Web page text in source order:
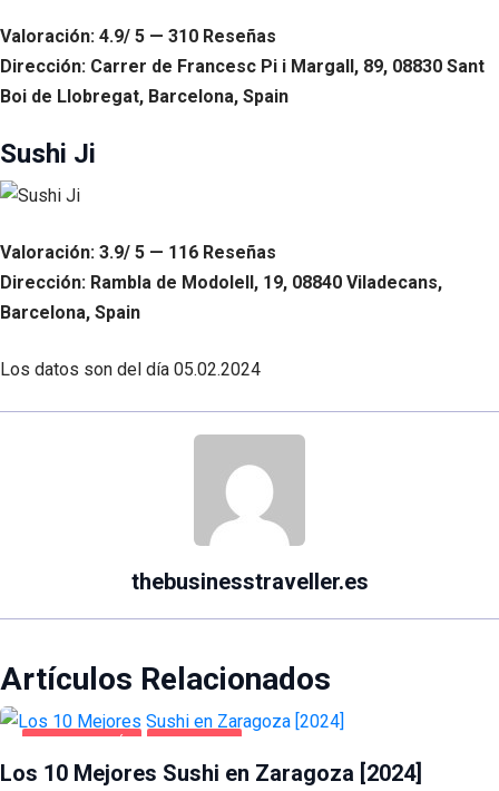
Valoración: 4.9/ 5 — 310 Reseñas
Dirección: Carrer de Francesc Pi i Margall, 89, 08830 Sant
Boi de Llobregat, Barcelona, Spain
Sushi Ji
Valoración: 3.9/ 5 — 116 Reseñas
Dirección: Rambla de Modolell, 19, 08840 Viladecans,
Barcelona, Spain
Los datos son del día 05.02.2024
thebusinesstraveller.es
Artículos Relacionados
GASTRONOMÍA ZARAGOZA
Los 10 Mejores Sushi en Zaragoza [2024]